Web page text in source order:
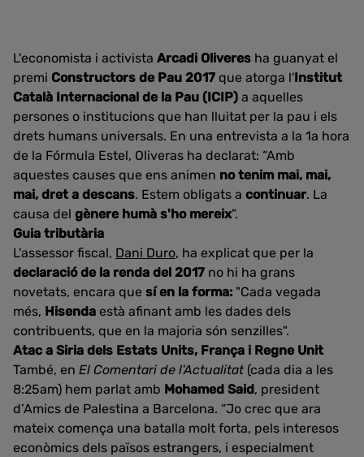
L'economista i activista Arcadi Oliveres ha guanyat el
premi Constructors de Pau 2017 que atorga l'Institut
Català Internacional de la Pau (ICIP) a aquelles
persones o institucions que han lluitat per la pau i els
drets humans universals. En una entrevista a la 1a hora
de la Fórmula Estel, Oliveras ha declarat: “Amb
aquestes causes que ens animen no tenim mai, mai,
mai, dret a descans. Estem obligats a continuar. La
causa del gènere humà s'ho mereix”.
Guia tributària
L'assessor fiscal, Dani Duro, ha explicat que per la
declaració de la renda del 2017 no hi ha grans
novetats, encara que sí en la forma: "Cada vegada
més, Hisenda està afinant amb les dades dels
contribuents, que en la majoria són senzilles".
Atac a Siria dels Estats Units, França i Regne Unit
També, en El Comentari de l'Actualitat(cada dia a les
8:25am) hem parlat amb Mohamed Said, president
d’Amics de Palestina a Barcelona. “Jo crec que ara
mateix comença una batalla molt forta, pels interesos
econòmics dels països estrangers, i especialment